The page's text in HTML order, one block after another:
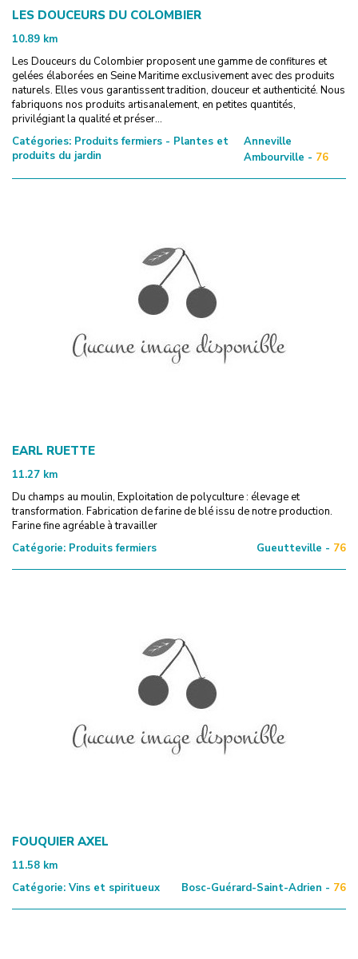
LES DOUCEURS DU COLOMBIER
10.89 km
Les Douceurs du Colombier proposent une gamme de confitures et
gelées élaborées en Seine Maritime exclusivement avec des produits
naturels. Elles vous garantissent tradition, douceur et authenticité. Nous
fabriquons nos produits artisanalement, en petites quantités,
privilégiant la qualité et préser...
Catégories: Produits fermiers - Plantes et
produits du jardin
Anneville
Ambourville - 76
EARL RUETTE
11.27 km
Du champs au moulin, Exploitation de polyculture : élevage et
transformation. Fabrication de farine de blé issu de notre production.
Farine fine agréable à travailler
Catégorie: Produits fermiers Gueutteville - 76
FOUQUIER AXEL
11.58 km
Catégorie: Vins et spiritueux Bosc-Guérard-Saint-Adrien - 76